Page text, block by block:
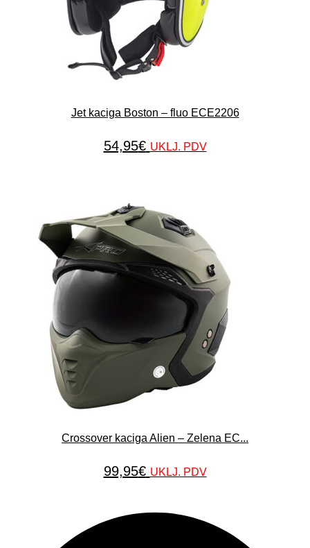
Jet kaciga Boston – fluo ECE2206
54,95€ UKLJ. PDV
Crossover kaciga Alien – Zelena EC...
99,95€ UKLJ. PDV